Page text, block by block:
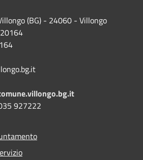
(BG) - 24060 - Villongo
927222